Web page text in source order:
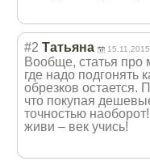
#2 Татьяна
Вообще, статья про
где надо подгонять
обрезков остается.
что покупая
точностью
живи – век учись!